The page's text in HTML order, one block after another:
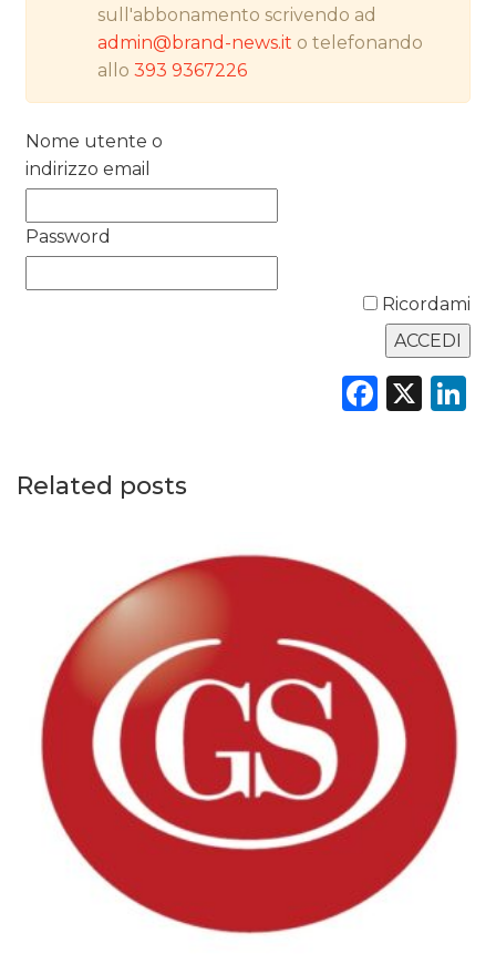
RICERCHE
NORMATIVE
TREND
CASE HISTORY
sull'abbonamento scrivendo ad
admin@brand-news.it o telefonando
allo393 9367226
Nome utente o
indirizzo email
Password
Ricordami
X
Related posts